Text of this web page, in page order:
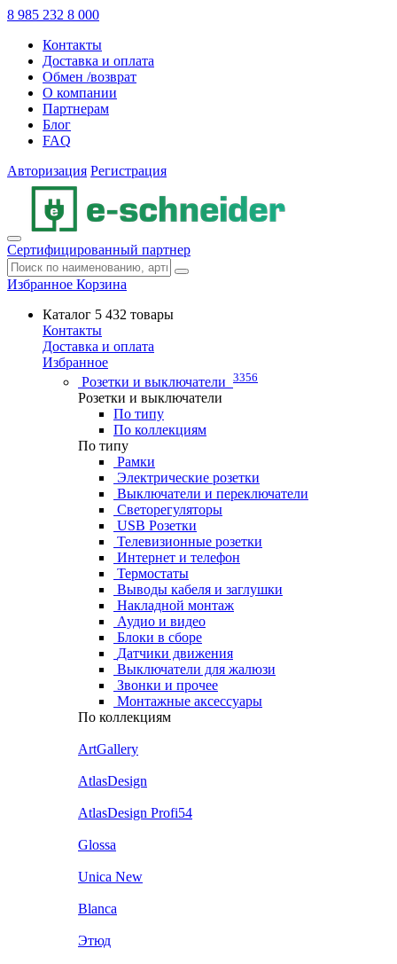
8 985 232 8 000
Контакты
Доставка и оплата
Обмен /возврат
О компании
Партнерам
Блог
FAQ
Авторизация Регистрация
Сертифицированный партнер
Избранное Корзина
Каталог 5 432 товары
Контакты
Доставка и оплата
Избранное
Розетки и выключатели 3356
Розетки и выключатели
По типу
По коллекциям
По типу
Рамки
Электрические розетки
Выключатели и переключатели
Светорегуляторы
USB Розетки
Телевизионные розетки
Интернет и телефон
Термостаты
Выводы кабеля и заглушки
Накладной монтаж
Аудио и видео
Блоки в сборе
Датчики движения
Выключатели для жалюзи
Звонки и прочее
Монтажные аксессуары
По коллекциям
ArtGallery
AtlasDesign
AtlasDesign Profi54
Glossa
Unica New
Blanca
Этюд